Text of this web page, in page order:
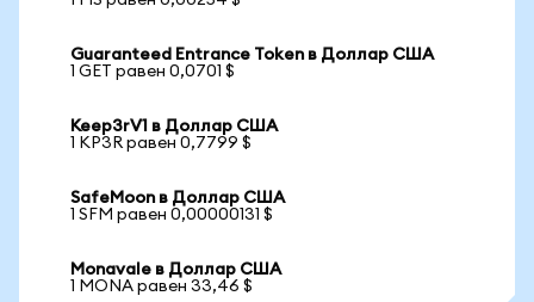
Guaranteed Entrance Token в Доллар США
1 GET равен 0,0701 $
Keep3rV1 в Доллар США
1 KP3R равен 0,7799 $
SafeMoon в Доллар США
1 SFM равен 0,00000131 $
Monavale в Доллар США
1 MONA равен 33,46 $